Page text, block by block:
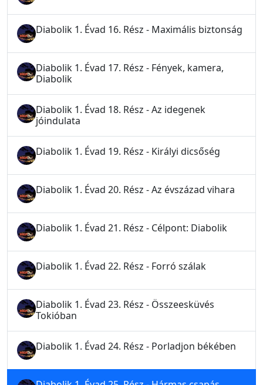
Diabolik 1. Évad 16. Rész - Maximális biztonság
Diabolik 1. Évad 17. Rész - Fények, kamera,
Diabolik
Diabolik 1. Évad 18. Rész - Az idegenek
jóindulata
Diabolik 1. Évad 19. Rész - Királyi dicsőség
Diabolik 1. Évad 20. Rész - Az évszázad vihara
Diabolik 1. Évad 21. Rész - Célpont: Diabolik
Diabolik 1. Évad 22. Rész - Forró szálak
Diabolik 1. Évad 23. Rész - Összeesküvés
Tokióban
Diabolik 1. Évad 24. Rész - Porladjon békében